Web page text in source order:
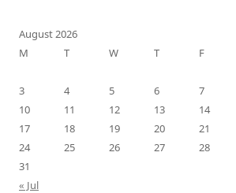
August 2026
M
T W T F
3
4 5 6 7
10
11 12 13 14
17
18 19 20 21
24
25 26 27 28
31
« Jul